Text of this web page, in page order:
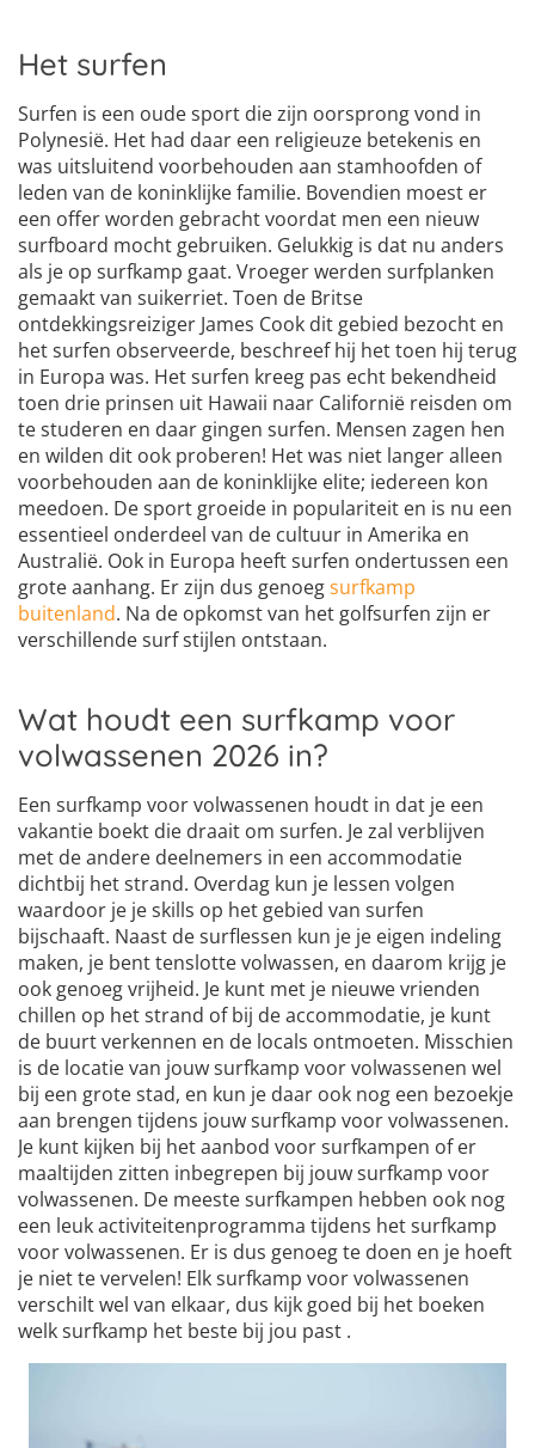
Het surfen
Surfen is een oude sport die zijn oorsprong vond in
Polynesië. Het had daar een religieuze betekenis en
was uitsluitend voorbehouden aan stamhoofden of
leden van de koninklijke familie. Bovendien moest er
een offer worden gebracht voordat men een nieuw
surfboard mocht gebruiken. Gelukkig is dat nu anders
als je op surfkamp gaat. Vroeger werden surfplanken
gemaakt van suikerriet. Toen de Britse
ontdekkingsreiziger James Cook dit gebied bezocht en
het surfen observeerde, beschreef hij het toen hij terug
in Europa was. Het surfen kreeg pas echt bekendheid
toen drie prinsen uit Hawaii naar Californië reisden om
te studeren en daar gingen surfen. Mensen zagen hen
en wilden dit ook proberen! Het was niet langer alleen
voorbehouden aan de koninklijke elite; iedereen kon
meedoen. De sport groeide in populariteit en is nu een
essentieel onderdeel van de cultuur in Amerika en
Australië. Ook in Europa heeft surfen ondertussen een
grote aanhang. Er zijn dus genoegsurfkamp
buitenland. Na de opkomst van het golfsurfen zijn er
verschillende surf stijlen ontstaan.
Wat houdt een surfkamp voor
volwassenen 2026 in?
Een surfkamp voor volwassenen houdt in dat je een
vakantie boekt die draait om surfen. Je zal verblijven
met de andere deelnemers in een accommodatie
dichtbij het strand. Overdag kun je lessen volgen
waardoor je je skills op het gebied van surfen
bijschaaft. Naast de surflessen kun je je eigen indeling
maken, je bent tenslotte volwassen, en daarom krijg je
ook genoeg vrijheid. Je kunt met je nieuwe vrienden
chillen op het strand of bij de accommodatie, je kunt
de buurt verkennen en de locals ontmoeten. Misschien
is de locatie van jouw surfkamp voor volwassenen wel
bij een grote stad, en kun je daar ook nog een bezoekje
aan brengen tijdens jouw surfkamp voor volwassenen.
Je kunt kijken bij het aanbod voor surfkampen of er
maaltijden zitten inbegrepen bij jouw surfkamp voor
volwassenen. De meeste surfkampen hebben ook nog
een leuk activiteitenprogramma tijdens het surfkamp
voor volwassenen. Er is dus genoeg te doen en je hoeft
je niet te vervelen! Elk surfkamp voor volwassenen
verschilt wel van elkaar, dus kijk goed bij het boeken
welk surfkamp het beste bij jou past .